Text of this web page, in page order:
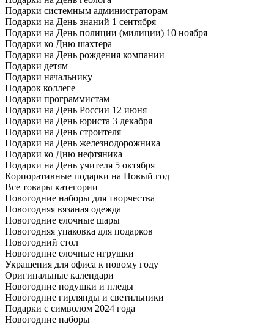
Подарки системным администраторам
Подарки на День знаний 1 сентября
Подарки на День полиции (милиции) 10 ноября
Подарки ко Дню шахтера
Подарки на День рождения компании
Подарки детям
Подарки начальнику
Подарок коллеге
Подарки программистам
Подарки на День России 12 июня
Подарки на День юриста 3 декабря
Подарки на День строителя
Подарки на День железнодорожника
Подарки ко Дню нефтяника
Подарки на День учителя 5 октября
Корпоративные подарки на Новый год
Все товары категории
Новогодние наборы для творчества
Новогодняя вязаная одежда
Новогодние елочные шары
Новогодняя упаковка для подарков
Новогодний стол
Новогодние елочные игрушки
Украшения для офиса к новому году
Оригинальные календари
Новогодние подушки и пледы
Новогодние гирлянды и светильники
Подарки с символом 2024 года
Новогодние наборы